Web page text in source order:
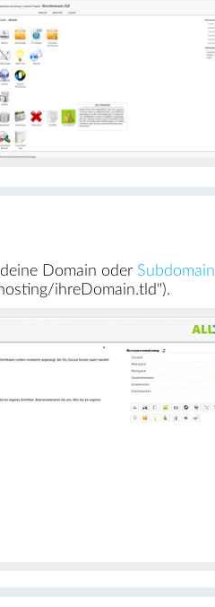
Domain oder Subdomain
ihreDomain.tld").